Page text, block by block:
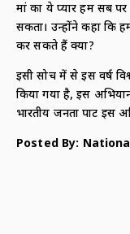
मां का ये प्यार हम सब
सकता। उन्होंने कहा कि
कर सकते हैं क्या?
इसी सोच में से इस वर्ष
किया गया है, इस
भारतीय जनता पार्टी इस
Posted By: